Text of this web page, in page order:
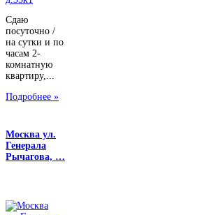
Сдаю
посуточно /
на сутки и по
часам 2-
комнатную
квартиру,...
Подробнее »
Москва ул.
Генерала
Рычагова, …